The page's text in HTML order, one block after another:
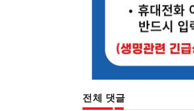
전체 댓글